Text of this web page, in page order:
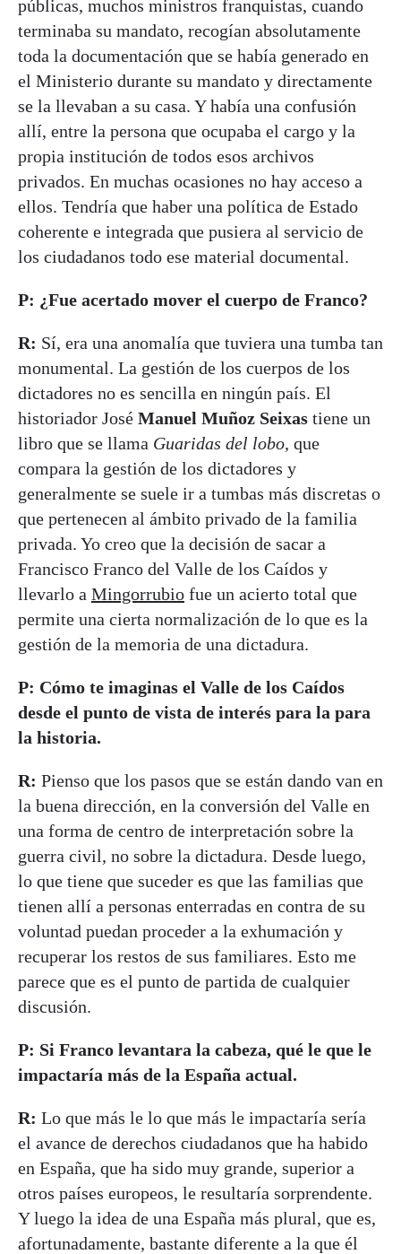
públicas, muchos ministros franquistas, cuando
terminaba su mandato, recogían absolutamente
toda la documentación que se había generado en
el Ministerio durante su mandato y directamente
se la llevaban a su casa. Y había una confusión
allí, entre la persona que ocupaba el cargo y la
propia institución de todos esos archivos
privados. En muchas ocasiones no hay acceso a
ellos. Tendría que haber una política de Estado
coherente e integrada que pusiera al servicio de
los ciudadanos todo ese material documental.
P: ¿Fue acertado mover el cuerpo de Franco?
R: Sí, era una anomalía que tuviera una tumba tan
monumental. La gestión de los cuerpos de los
dictadores no es sencilla en ningún país. El
historiador José Manuel Muñoz Seixas tiene un
libro que se llama Guaridas del lobo, que
compara la gestión de los dictadores y
generalmente se suele ir a tumbas más discretas o
que pertenecen al ámbito privado de la familia
privada. Yo creo que la decisión de sacar a
Francisco Franco del Valle de los Caídos y
llevarlo a Mingorrubio fue un acierto total que
permite una cierta normalización de lo que es la
gestión de la memoria de una dictadura.
P: Cómo te imaginas el Valle de los Caídos
desde el punto de vista de interés para la para
la historia.
R: Pienso que los pasos que se están dando van en
la buena dirección, en la conversión del Valle en
una forma de centro de interpretación sobre la
guerra civil, no sobre la dictadura. Desde luego,
lo que tiene que suceder es que las familias que
tienen allí a personas enterradas en contra de su
voluntad puedan proceder a la exhumación y
recuperar los restos de sus familiares. Esto me
parece que es el punto de partida de cualquier
discusión.
P: Si Franco levantara la cabeza, qué le que le
impactaría más de la España actual.
R: Lo que más le lo que más le impactaría sería
el avance de derechos ciudadanos que ha habido
en España, que ha sido muy grande, superior a
otros países europeos, le resultaría sorprendente.
Y luego la idea de una España más plural, que es,
afortunadamente, bastante diferente a la que él